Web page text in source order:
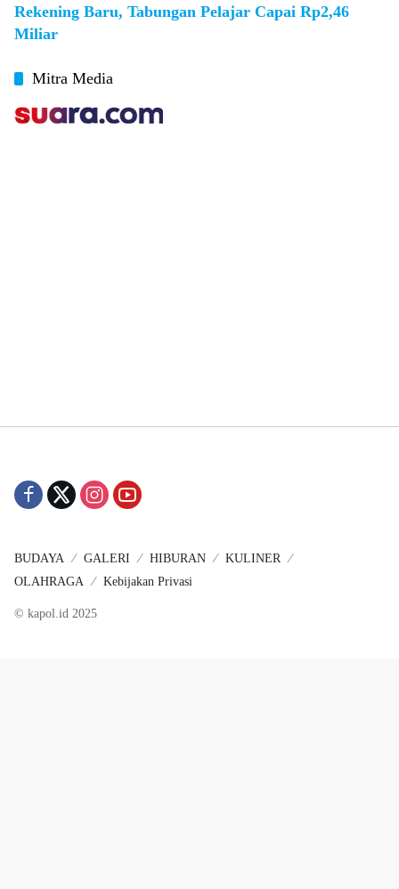
Rekening Baru, Tabungan Pelajar Capai Rp2,46
Miliar
Mitra Media
BUDAYA GALERI HIBURAN
KULINER
OLAHRAGA
Kebijakan Privasi
© kapol.id 2025